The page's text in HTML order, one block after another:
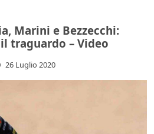
Marini e Bezzecchi:
traguardo – Video
26 Luglio 2020